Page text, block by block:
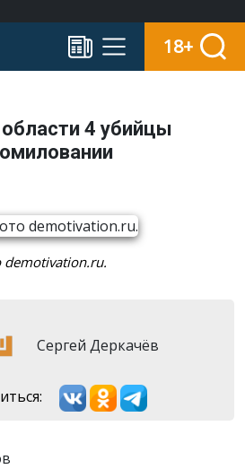
18+
4 убийцы
Сергей Деркачёв